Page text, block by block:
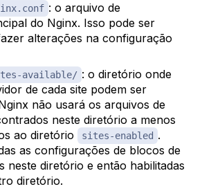
: o arquivo de
do Nginx. Isso pode ser
alterações na configuração
available/ : o diretório onde
de cada site podem ser
não usará os arquivos de
neste diretório a menos
ao diretório
sites-enabled .
as configurações de blocos de
neste diretório e então habilitadas
diretório.